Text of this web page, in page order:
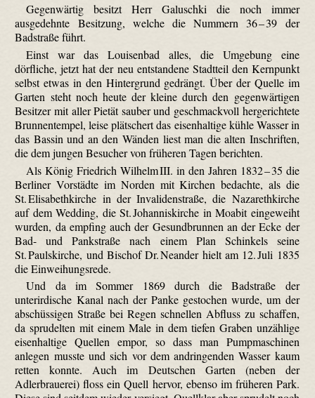
Gegenwärtig besitzt Herr Galuschki die noch immer
ausgedehnte Besitzung, welche die Nummern 36 – 39 der
Badstraße führt.
Einst war das Louisenbad alles, die Umgebung eine
dörfliche, jetzt hat der neu entstandene Stadtteil den Kernpunkt
selbst etwas in den Hintergrund gedrängt. Über der Quelle im
Garten steht noch heute der kleine durch den gegenwärtigen
Besitzer mit aller Pietät sauber und geschmackvoll hergerichtete
Brunnentempel, leise plätschert das eisenhaltige kühle Wasser in
das Bassin und an den Wänden liest man die alten Inschriften,
die dem jungen Besucher von früheren Tagen berichten.
Als König Friedrich Wilhelm III. in den Jahren 1832 – 35 die
Berliner Vorstädte im Norden mit Kirchen bedachte, als die
St. Elisabethkirche in der Invalidenstraße, die Nazarethkirche
auf dem Wedding, die St. Johanniskirche in Moabit eingeweiht
wurden, da empfing auch der Gesundbrunnen an der Ecke der
Bad- und Pankstraße nach einem Plan Schinkels seine
St. Paulskirche, und Bischof Dr. Neander hielt am 12. Juli 1835
die Einweihungsrede.
Und da im Sommer 1869 durch die Badstraße der
unterirdische Kanal nach der Panke gestochen wurde, um der
abschüssigen Straße bei Regen schnellen Abfluss zu schaffen,
da sprudelten mit einem Male in dem tiefen Graben unzählige
eisenhaltige Quellen empor, so dass man Pumpmaschinen
anlegen musste und sich vor dem andringenden Wasser kaum
retten konnte. Auch im Deutschen Garten (neben der
Adlerbrauerei) floss ein Quell hervor, ebenso im früheren Park.